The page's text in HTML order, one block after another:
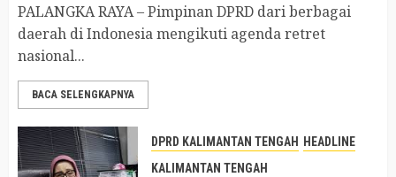
PALANGKA RAYA – Pimpinan DPRD dari berbagai
daerah di Indonesia mengikuti agenda retret
nasional...
BACA SELENGKAPNYA
DPRD KALIMANTAN TENGAH
HEADLINE
KALIMANTAN TENGAH